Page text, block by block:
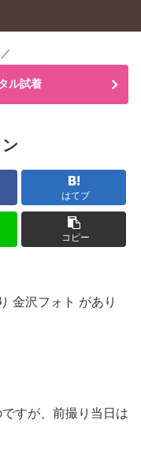
ル試着
はてブ
コピー
金沢フォト があり
すが、前撮り当日は